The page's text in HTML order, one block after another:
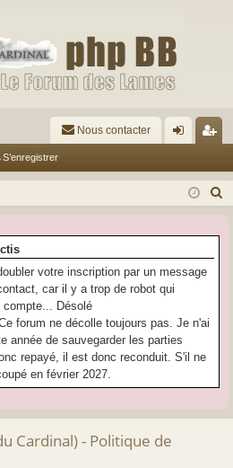
Nous contacter
ne
on
nr
ist
S’enregistrer
votre inscription par un message
car il y a trop de robot qui
Désolé
forum ne décolle toujours pas. Je n'ai
année de sauvegarder les parties
repayé, il est donc reconduit. S'il ne
en février 2027.
Cardinal) - Politique de